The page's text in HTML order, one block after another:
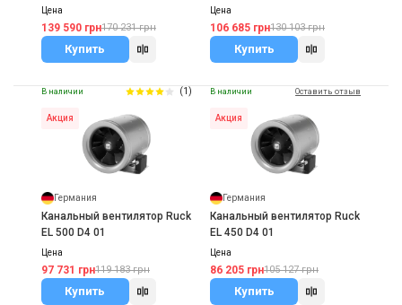
Цена
139 590 грн170 231 грн
Купить
Цена
106 685 грн130 103 грн
Купить
В наличии (1)
Акция
Германия
Канальный вентилятор Ruck
EL 500 D4 01
Цена
97 731 грн119 183 грн
Купить
В наличии Оставить отзыв
Акция
Германия
Канальный вентилятор Ruck
EL 450 D4 01
Цена
86 205 грн105 127 грн
Купить